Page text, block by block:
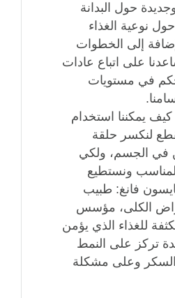
حول البدانة
نوعية الغذاء
إلى الخطوات
على اتباع عادات
في مستويات
يمكننا استخدام
لنكسر حلقة
في الجسم، ولكي
ونستطيع
فانغ: طبيب
الكلى، مؤسس
للغذاء الذي يؤمن
تركز على النمط
وعلى مشكلة